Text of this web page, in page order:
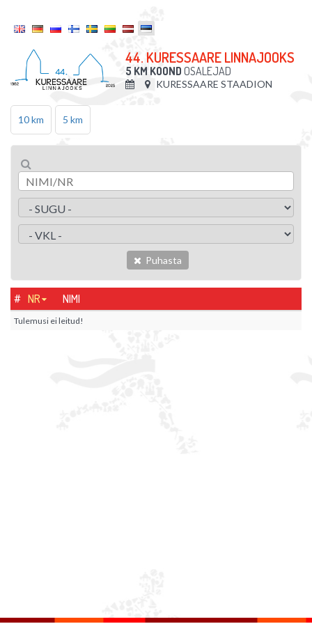
44. KURESSAARE LINNAJOOKS
5 KM KOOND OSALEJAD
KURESSAARE STAADION
10 km 5 km
Puhasta
# NR NIMI
Tulemusi ei leitud!